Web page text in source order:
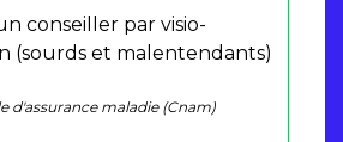
conseiller par visio-
(sourds et malentendants)
d'assurance maladie (Cnam)